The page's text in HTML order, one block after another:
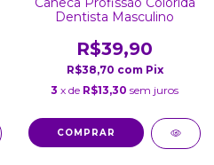
Dentista Masculino
R$39,90
R$38,70 com Pix
3 x de R$13,30 sem juros
COMPRAR